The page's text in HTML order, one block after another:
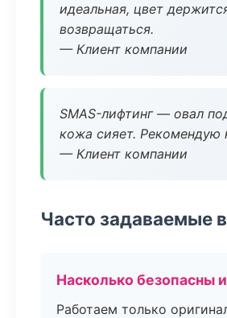
идеальная, цвет
возвращаться.
— Клиент компании
SMAS-лифтинг — овал
кожа сияет. Рекомендую
— Клиент компании
Часто задаваемые
Насколько безопасны
Работаем только